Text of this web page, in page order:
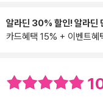
알라딘 30% 할인! 알라딘
카드혜택 15% + 이벤트